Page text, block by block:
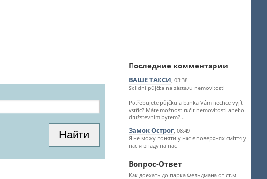
Последние комментарии
ВАШЕ ТАКСИ, 03:38
Solidní půjčka na zástavu nemovitosti
Potřebujete půjčku a banka Vám nechce vyjít
vstříc? Máte možnost ručit nemovitosti anebo
družstevním bytem?...
Замок Острог, 08:49
Я не можу поняти у нас є поверхнях сміття у
нас я впаду на нас
Вопрос-Ответ
Как доехать до парка Фельдмана от ст.м